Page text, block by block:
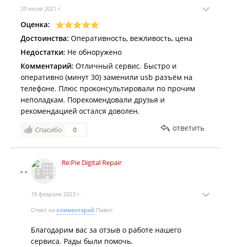
20 июля 2021 г.
Оценка:
Достоинства: Оперативность, вежливость, цена
Недостатки: Не обноружено
Комментарий: Отличный сервис. Быстро и
оперативно (минут 30) заменили usb разъём на
телефоне. Плюс проконсультировали по прочим
неполадкам. Порекомендовали друзья и
рекомендацией остался доволен.
Спасибо 0 ответить
Re:Pie Digital Repair
18 февраля 2023 г.
Ответ на комментарий Павел
Благодарим вас за отзыв о работе нашего
сервиса. Рады были помочь.